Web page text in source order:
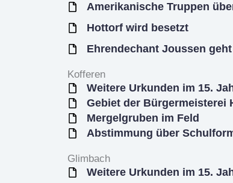
Amerikanische Truppen
Hottorf wird besetzt
Ehrendechant Joussen
Kofferen
Weitere Urkunden im 15.
Gebiet der Bürgermeisterei
Mergelgruben im Feld
Abstimmung über
Glimbach
Weitere Urkunden im 15.